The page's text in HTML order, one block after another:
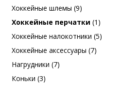
Хоккейные шлемы (9)
Хоккейные перчатки (1)
Хоккейные налокотники (5)
Хоккейные аксессуары (7)
Нагрудники (7)
Коньки (3)